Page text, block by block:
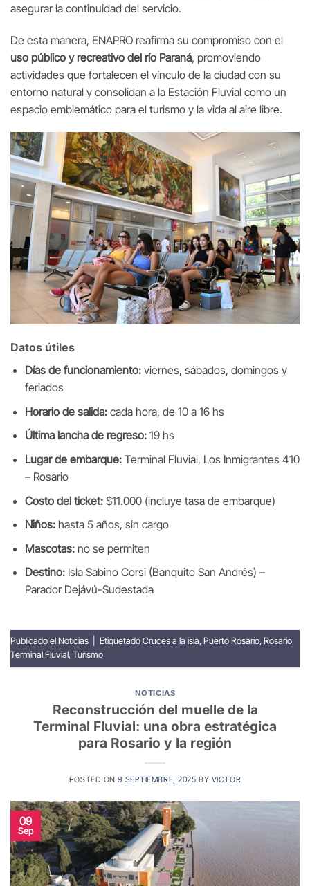
asegurar la continuidad del servicio.
De esta manera, ENAPRO reafirma su compromiso con el
uso público y recreativo del río Paraná, promoviendo
actividades que fortalecen el vínculo de la ciudad con su
entorno natural y consolidan a la Estación Fluvial como un
espacio emblemático para el turismo y la vida al aire libre.
Datos útiles
Días de funcionamiento:viernes, sábados, domingos y
feriados
Horario de salida:cada hora, de 10 a 16 hs
Última lancha de regreso:19 hs
Lugar de embarque:Terminal Fluvial, Los Inmigrantes 410
– Rosario
Costo del ticket:$11.000 (incluye tasa de embarque)
Niños:hasta 5 años, sin cargo
Mascotas:no se permiten
Destino:Isla Sabino Corsi (Banquito San Andrés) –
Parador Dejávú-Sudestada
Publicado el Noticias Etiquetado Cruces a la isla, Puerto Rosario, Rosario,
Terminal Fluvial, Turismo
NOTICIAS
Reconstrucción del muelle de la
Terminal Fluvial: una obra estratégica
para Rosario y la región
POSTED ON9 SEPTIEMBRE, 2025 BY VICTOR
09
Sep